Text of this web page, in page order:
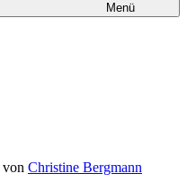
Menü
von Christine Bergmann